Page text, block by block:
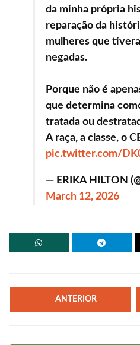
da minha própria
reparação da
mulheres que
negadas.
Porque não é
que determina
tratada ou
A raça, a classe, o
pic.twitter.com/
— ERIKA HILTON
March 12, 2026
ANTERIOR